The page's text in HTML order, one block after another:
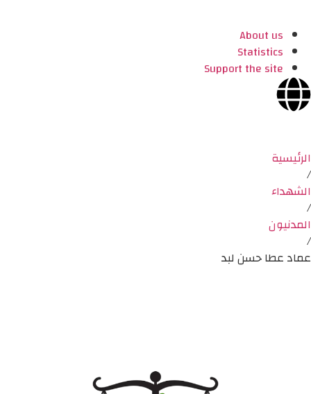
About us
Statistics
Support the site
الرئيسية
/
الشهداء
/
المدنيون
/
عماد عطا حسن لبد